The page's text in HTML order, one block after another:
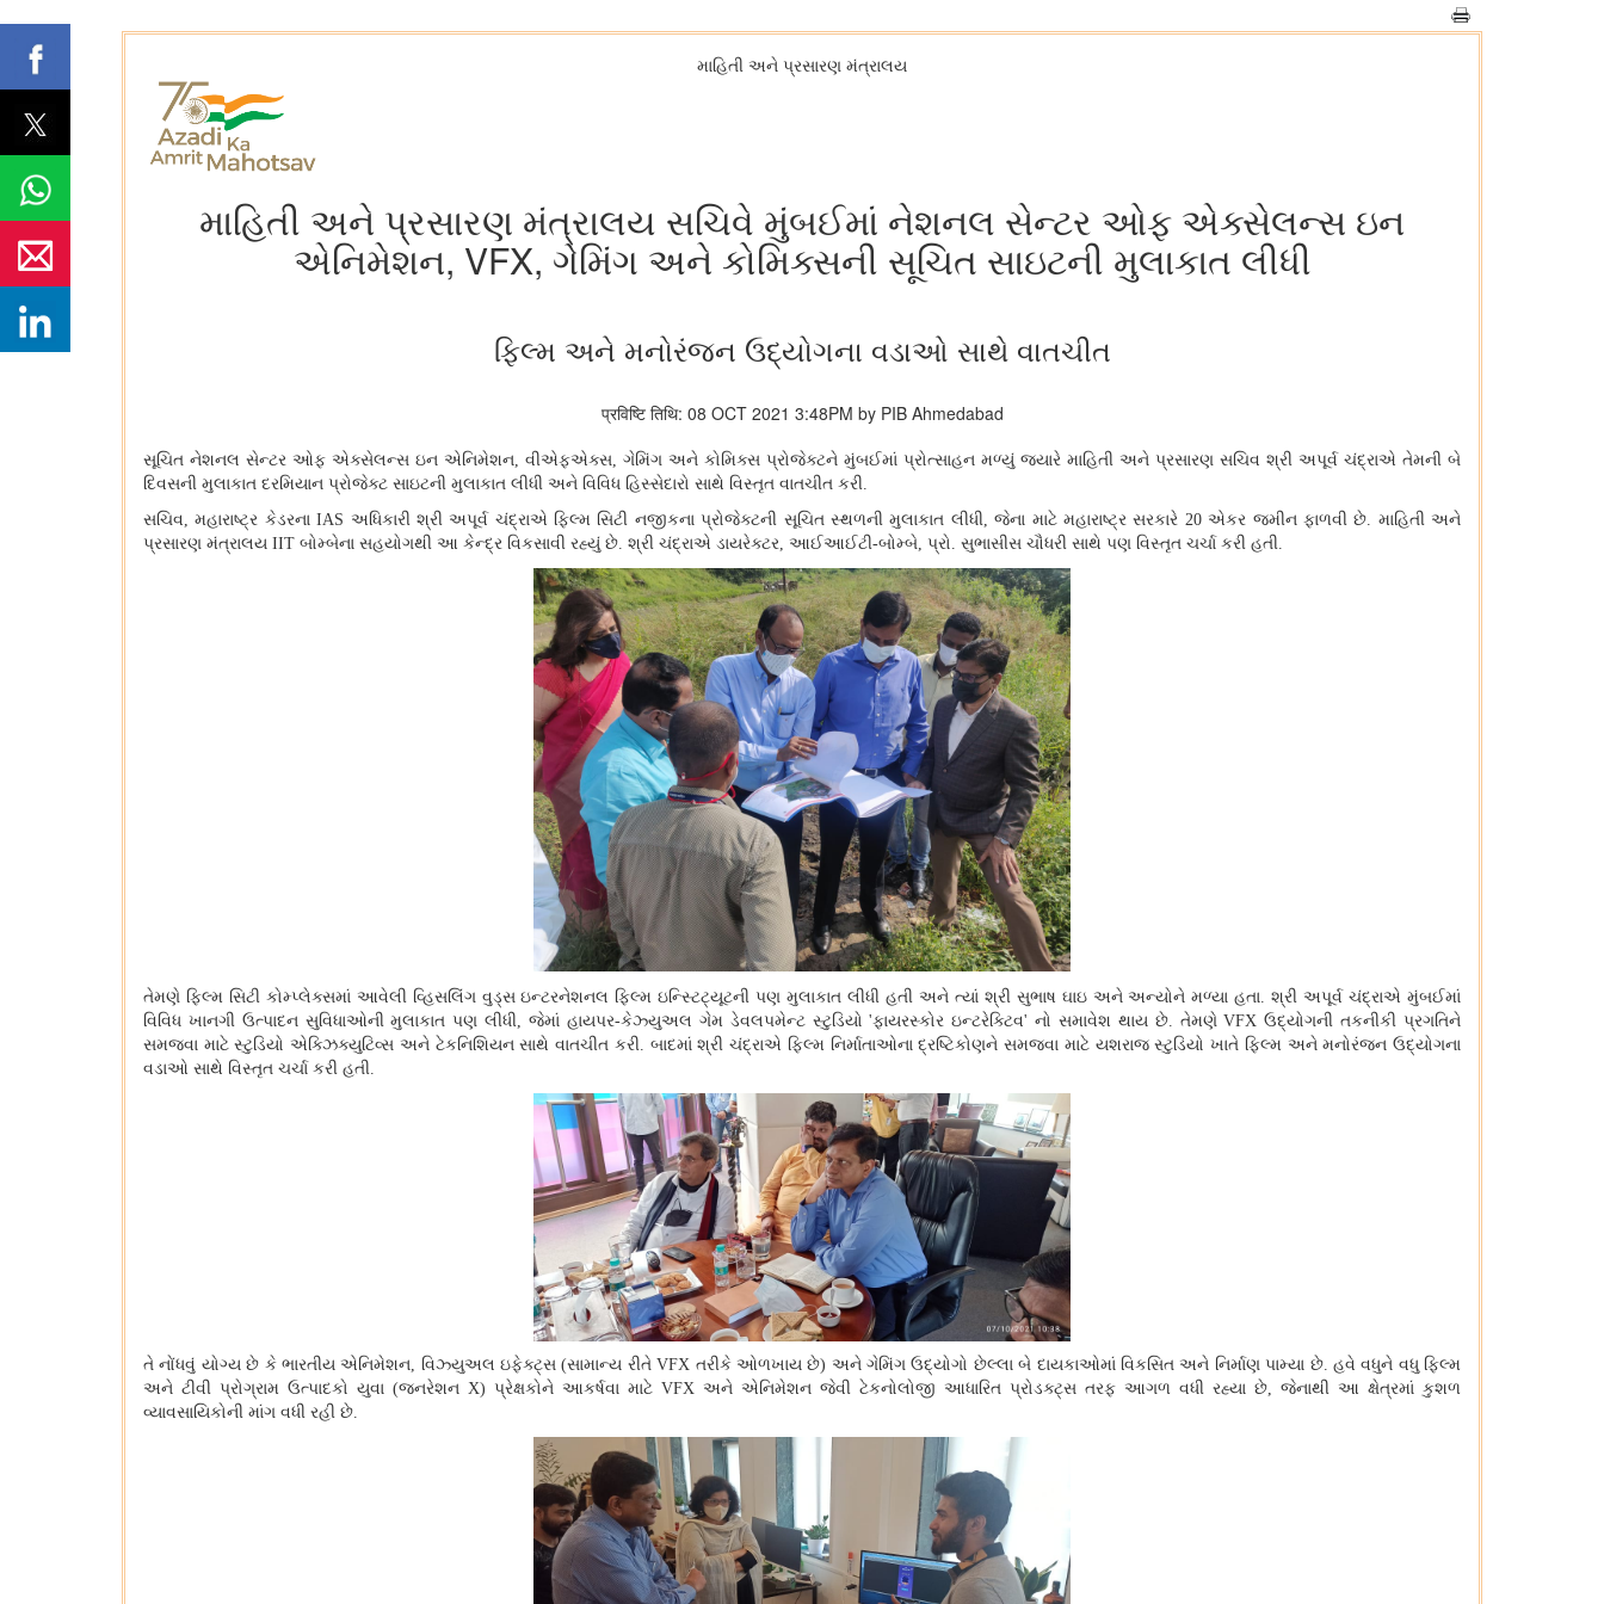
માહિતી અને પ્રસારણ મંત્રાલય
માહિતી અને પ્રસારણ મંત્રાલય સચિવે મુંબઈમાં નેશનલ સેન્ટર ઓફ એક્સેલન્સ ઇન
એનિમેશન, VFX, ગેમિંગ અને કોમિક્સની સૂચિત સાઇટની મુલાકાત લીધી
ફિલ્મ અને મનોરંજન ઉદ્યોગના વડાઓ સાથે વાતચીત
प्रविष्टि तिथि: 08 OCT 2021 3:48PM by PIB Ahmedabad
સૂચિત નેશનલ સેન્ટર ઓફ એક્સેલન્સ ઇન એનિમેશન, વીએફએક્સ, ગેમિંગ અને કોમિક્સ પ્રોજેક્ટને મુંબઈમાં પ્રોત્સાહન મળ્યું જ્યારે માહિતી અને પ્રસારણ સચિવ શ્રી અપૂર્વ ચંદ્રાએ તેમની બે
દિવસની મુલાકાત દરમિયાન પ્રોજેક્ટ સાઇટની મુલાકાત લીધી અને વિવિધ હિસ્સેદારો સાથે વિસ્તૃત વાતચીત કરી.
સચિવ,મહારાષ્ટ્ર કેડરનાIAS અધિકારી શ્રી અપૂર્વ ચંદ્રાએ ફિલ્મ સિટી નજીકના પ્રોજેક્ટની સૂચિત સ્થળની મુલાકાત લીધી,જેના માટે મહારાષ્ટ્ર સરકારે 20એકર જમીન ફાળવી છે. માહિતી અને
પ્રસારણ મંત્રાલય IIT બોમ્બેના સહયોગથી આ કેન્દ્ર વિકસાવી રહ્યું છે. શ્રી ચંદ્રાએ ડાયરેક્ટર, આઈઆઈટી-બોમ્બે, પ્રો. સુભાસીસ ચૌધરી સાથે પણ વિસ્તૃત ચર્ચા કરી હતી.
તેમણે ફિલ્મ સિટી કોમ્પ્લેક્સમાં આવેલી વ્હિસલિંગ વુડ્સ ઇન્ટરનેશનલ ફિલ્મ ઇન્સ્ટિટ્યૂટની પણ મુલાકાત લીધી હતી અને ત્યાં શ્રી સુભાષ ઘાઇ અને અન્યોને મળ્યા હતા. શ્રી અપૂર્વ ચંદ્રાએ મુંબઈમાં
વિવિધ ખાનગી ઉત્પાદન સુવિધાઓની મુલાકાત પણ લીધી,જેમાં હાયપર-કેઝ્યુઅલ ગેમ ડેવલપમેન્ટ સ્ટુડિયો'ફાયરસ્કોર ઇન્ટરેક્ટિવ'નો સમાવેશ થાય છે. તેમણેVFXઉદ્યોગની તકનીકી પ્રગતિને
સમજવા માટે સ્ટુડિયો એક્ઝિક્યુટિવ્સ અને ટેકનિશિયન સાથે વાતચીત કરી. બાદમાં શ્રી ચંદ્રાએ ફિલ્મ નિર્માતાઓના દ્રષ્ટિકોણને સમજવા માટે યશરાજ સ્ટુડિયો ખાતે ફિલ્મ અને મનોરંજન ઉદ્યોગના
વડાઓ સાથે વિસ્તૃત ચર્ચા કરી હતી.
તે નોંધવું યોગ્ય છે કે ભારતીય એનિમેશન, વિઝ્યુઅલ ઇફેક્ટ્સ (સામાન્ય રીતેVFX તરીકે ઓળખાય છે) અને ગેમિંગ ઉદ્યોગો છેલ્લા બે દાયકાઓમાં વિકસિત અને નિર્માણ પામ્યા છે. હવે વધુને વધુ ફિલ્મ
અને ટીવી પ્રોગ્રામ ઉત્પાદકો યુવા (જનરેશન X) પ્રેક્ષકોને આકર્ષવા માટે VFX અને એનિમેશન જેવી ટેકનોલોજી આધારિત પ્રોડક્ટ્સ તરફ આગળ વધી રહ્યા છે, જેનાથી આ ક્ષેત્રમાં કુશળ
વ્યાવસાયિકોની માંગ વધી રહી છે.